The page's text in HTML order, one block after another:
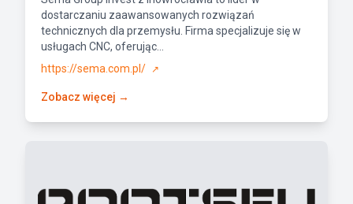
dostarczaniu zaawansowanych rozwiązań
technicznych dla przemysłu. Firma specjalizuje się w
usługach CNC, oferując...
https://sema.com.pl/
↗
Zobacz więcej →